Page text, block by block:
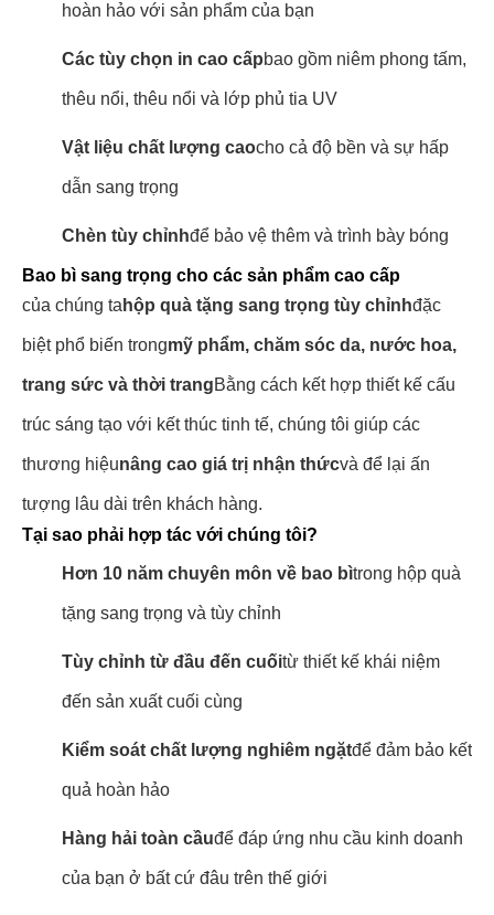
hoàn hảo với sản phẩm của bạn
Các tùy chọn in cao cấpbao gồm niêm phong tấm,
thêu nổi, thêu nổi và lớp phủ tia UV
Vật liệu chất lượng caocho cả độ bền và sự hấp
dẫn sang trọng
Chèn tùy chỉnhđể bảo vệ thêm và trình bày bóng
Bao bì sang trọng cho các sản phẩm cao cấp
của chúng ta hộp quà tặng sang trọng tùy chỉnhđặc
biệt phổ biến trongmỹ phẩm, chăm sóc da, nước hoa,
trang sức và thời trangBằng cách kết hợp thiết kế cấu
trúc sáng tạo với kết thúc tinh tế, chúng tôi giúp các
thương hiệunâng cao giá trị nhận thứcvà để lại ấn
tượng lâu dài trên khách hàng.
Tại sao phải hợp tác với chúng tôi?
Hơn 10 năm chuyên môn về bao bìtrong hộp quà
tặng sang trọng và tùy chỉnh
Tùy chỉnh từ đầu đến cuốitừ thiết kế khái niệm
đến sản xuất cuối cùng
Kiểm soát chất lượng nghiêm ngặtđể đảm bảo kết
quả hoàn hảo
Hàng hải toàn cầuđể đáp ứng nhu cầu kinh doanh
của bạn ở bất cứ đâu trên thế giới